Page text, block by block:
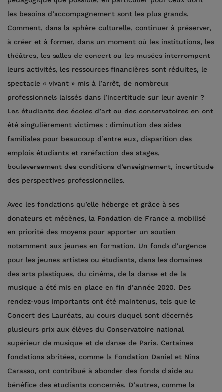
les besoins d’accompagnement sont les plus grands.
Comment, dans la sphère culturelle, continuer à préserver,
à créer et à former, dans un moment où les institutions, les
théâtres, les salles de concert ou les musées interrompent
leurs activités, les ressources financières sont réduites, le
spectacle « vivant » mis à l’arrêt, de nombreux
professionnels laissés dans l’incertitude sur leur avenir ?
Les étudiants des écoles d’art ou des conservatoires en ont
été singulièrement victimes : diminution des aides
familiales pour beaucoup d’entre eux, disparition des
emplois étudiants et raréfaction des stages,
bouleversement des conditions d’enseignement, incertitude
des perspectives professionnelles.
Avec les fondations qu’elle héberge et grâce à ses
donateurs et mécènes, la Fondation de France a mobilisé
en priorité des moyens pour apporter un soutien
notamment aux jeunes en formation. Un fonds d’urgence
pour les jeunes artistes ou étudiants, dans les domaines
des arts plastiques, du cinéma, de la danse et de la
musique a été mis en place en fin d’année 2020. Des
rendez-vous importants ont été maintenus, tels que le
Concert des Lauréats, au cours duquel sont décernés
plusieurs prix aux élèves du Conservatoire national
supérieur de musique et de danse de Paris. Certaines
fondations abritées, comme la Fondation Daniel et Nina
Carasso, ont contribué à abonder des fonds d’aide au
bénéfice des étudiants concernés. D’autres, comme la